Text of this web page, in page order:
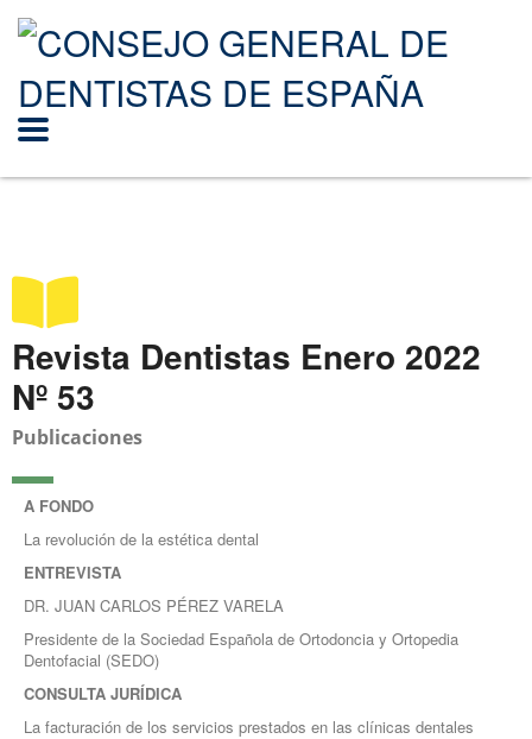
Revista Dentistas Enero 2022
Nº 53
Publicaciones
A FONDO
La revolución de la estética dental
ENTREVISTA
DR. JUAN CARLOS PÉREZ VARELA
Presidente de la Sociedad Española de Ortodoncia y Ortopedia
Dentofacial (SEDO)
CONSULTA JURÍDICA
La facturación de los servicios prestados en las clínicas dentales